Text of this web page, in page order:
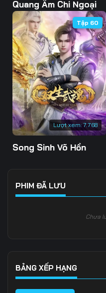
Tập 103
Tập 106
Tập 109
Tập 112
Tập 115
Tập 118
Tập 121
Tập 139
Tập 142
Quang Âm Chi Ngoại
Lượt xem:7.768
Tập 60
Song Sinh Võ Hồn
PHIM ĐÃ LƯU
Chưa
BẢNG XẾP HẠNG